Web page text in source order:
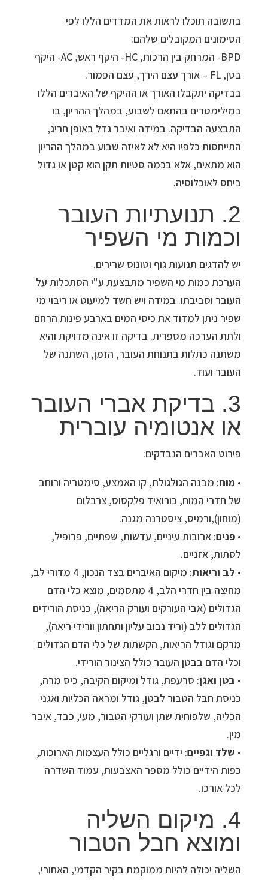
בתשובה תוכלו לראות את המדדים הללו לפי
הסימונים המקובלים שלהם:
BPD- המרחק בין הרכות, HC- היקף ראש, AC- היקף
בטן, FL – אורך עצם הירך, עצם הפמור.
בבדיקה יתקבלו האורך או ההיקף של האיברים הללו
במילימטרים בהתאם לשבוע, במהלך ההריון, בו
התבצעה הבדיקה. במידה ואיבר גדל באופן חריג,
התייחסות כלפיו היא לא לאיזה שבוע במהלך ההריון
הוא מתאים, אלא בכמה סטיות תקן הוא קטן או גדול
ביחס לאוכלוסיה.
2. תנועתיות העובר
וכמות מי השפיר
יש להדגים תנועות גוף וטונוס שרירים.
הערכת כמות מי השפיר מתבצעת ע"י הסתכלות על
העובר וסביבתו. במידה ויש חשד למיעוט או ריבוי מי
שפיר ניתן למדוד את כיסי המים בארבע פינות הרחם
ולתת הערכה מספרית. בדיקה זו אינה מדויקת והיא
משתנה כתלות בתנוחת העובר, הזמן, השתנה של
העובר ועוד.
3. בדיקת אברי העובר
או אנטומיה עוברית
פירוט האברים הנבדקים:
• מוח: מבנה הגולגולת, קו האמצע, סימטריה ורוחב
של חדרי המוח, כורואיד פלקסוס, צרבלום
(מוחון),ורמיס, ציסטרנה מגנה.
• פנים: ארובות עיניים, עדשות, שפתיים, פרופיל,
לסתות, אזניים.
• לב וריאות
: מיקום האיברים בצד הנכון, 4 מדורי לב,
מחיצה בין חדרי הלב, 4 מתסמים, מוצא כלי הדם
הגדולים (אבי העורקים ועורק הריאה), כניסת הורידים
הגדולים ללב (וריד נבוב עליון ותחתון וורידי ריאה),
מרקם וגודל הריאות, הקשתות של כלי הדם הגדולים
וכלי הדם בבטן העובר כולל הצינור הורידי.
• בטן ואגן: סרעפת, גודל ומיקום הקיבה, כיס מרה,
כניסת חבל הטבור לבטן, גודל ומראה הכליות ואגני
הכליה, שלפוחית שתן ועורקי הטבור, מעי, כבד, איבר
מין.
• שלד וגפיים: ידיים ורגליים כולל העצמות הארוכות,
כפות הידיים כולל מספר האצבעות, עמוד השדרה
לכל אורכו.
4. מיקום השליה
ומוצא חבל הטבור
השליה יכולה להיות ממוקמת בקיר הקדמי, האחורי,